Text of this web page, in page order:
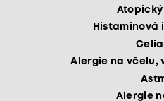
Atopický
Histaminová
Alergie na včelu,
Alergie